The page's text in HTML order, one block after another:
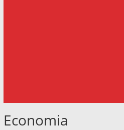
Economia